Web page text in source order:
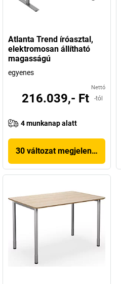
Atlanta Trend íróasztal,
elektromosan állítható
magasságú
egyenes
Nettó
216.039,- Ft -tól
4 munkanap alatt
30 változat megjelenítése